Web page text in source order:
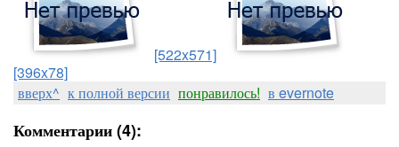
[522x571]
[396x78]
вверх^ к полной версии понравилось! в evernote
Комментарии (4):